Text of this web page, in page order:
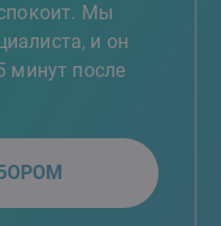
Мы
и он
минут после